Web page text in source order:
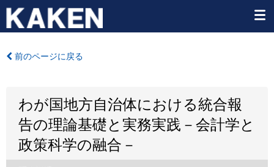
前のページに戻る
わが国地方自治体における統合報
告の理論基礎と実務実践－会計学と
政策科学の融合－